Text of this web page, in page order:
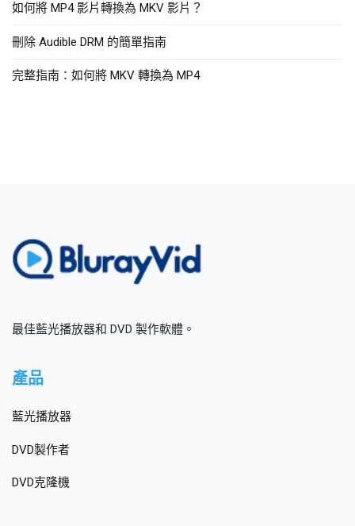
如何將 MP4 影片轉換為 MKV 影片？
刪除 Audible DRM 的簡單指南
完整指南：如何將 MKV 轉換為 MP4
最佳藍光播放器和 DVD 製作軟體。
產品
藍光播放器
DVD製作者
DVD克隆機